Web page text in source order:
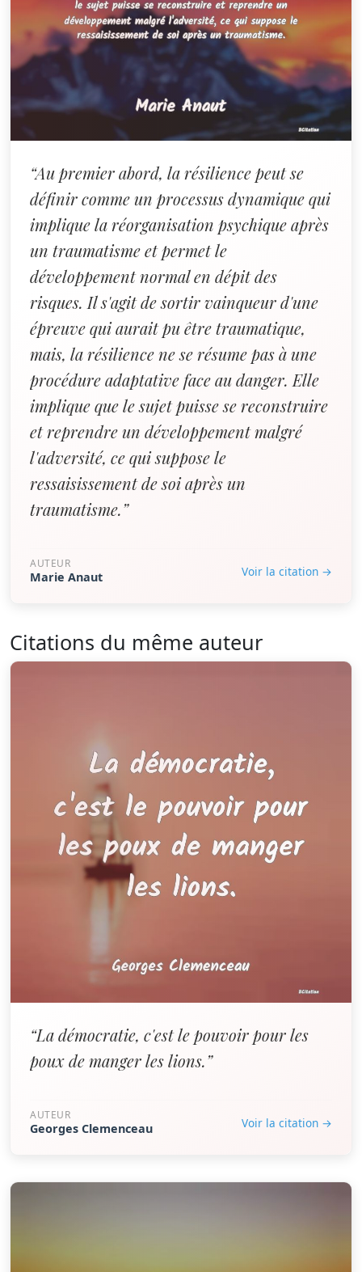
“Au premier abord, la résilience peut se
définir comme un processus dynamique qui
implique la réorganisation psychique après
un traumatisme et permet le
développement normal en dépit des
risques. Il s'agit de sortir vainqueur d'une
épreuve qui aurait pu être traumatique,
mais, la résilience ne se résume pas à une
procédure adaptative face au danger. Elle
implique que le sujet puisse se reconstruire
et reprendre un développement malgré
l'adversité, ce qui suppose le
ressaisissement de soi après un
traumatisme.”
AUTEUR
Marie Anaut Voir la citation →
Citations du même auteur
“La démocratie, c'est le pouvoir pour les
poux de manger les lions.”
AUTEUR
Georges Clemenceau Voir la citation →